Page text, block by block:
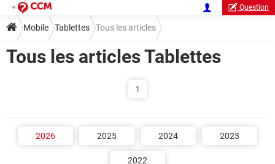
Question
Mobile Tablettes Tous les articles
Tous les articles Tablettes
1
2026 2025 2024 2023
2022